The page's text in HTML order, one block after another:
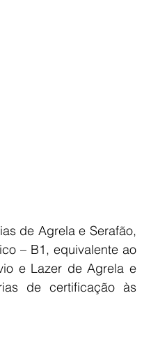
de Agrela e Serafão,
– B1, equivalente ao
e Lazer de Agrela e
de certificação às